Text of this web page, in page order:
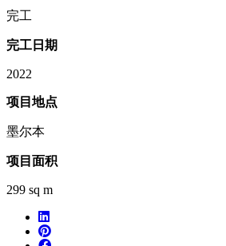
完工
完工日期
2022
项目地点
墨尔本
项目面积
299 sq m